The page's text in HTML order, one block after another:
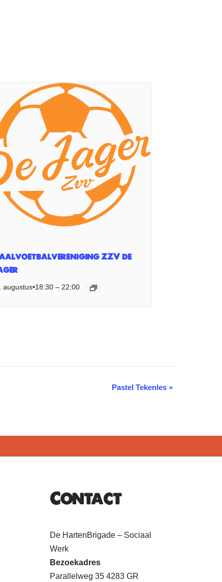
ZZV de
augustus•18:30 –22:00
Pastel Tekenles »
Contact
De HartenBrigade – Sociaal
Werk
Bezoekadres
Parallelweg 35 4283 GR